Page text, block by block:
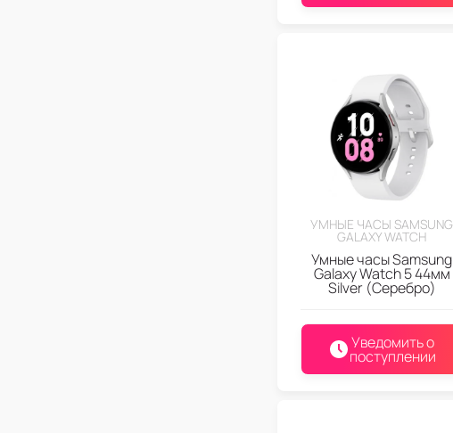
УМНЫЕ ЧАСЫ SAMSUNG
GALAXY WATCH
Умные часы Samsung
Galaxy Watch 5 44мм
Silver (Серебро)
Уведомить о
поступлении